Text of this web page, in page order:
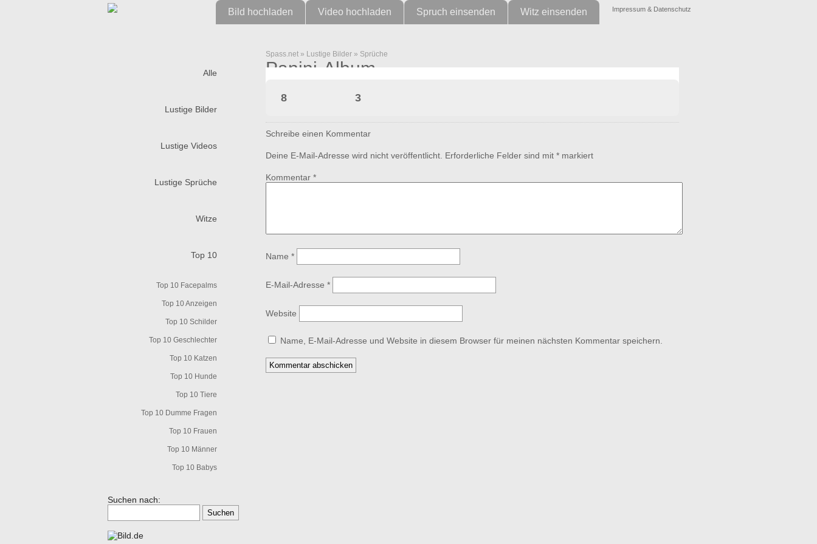
Impressum & Datenschutz
Bild hochladen Video hochladen Spruch einsenden Witz einsenden
Alle
Lustige Bilder
Lustige Videos
Lustige Sprüche
Witze
Top 10
Top 10 Facepalms
Top 10 Anzeigen
Top 10 Schilder
Top 10 Geschlechter
Top 10 Katzen
Top 10 Hunde
Top 10 Tiere
Top 10 Dumme Fragen
Top 10 Frauen
Top 10 Männer
Top 10 Babys
Suchen nach:
Spass.net » Lustige Bilder » Sprüche
Panini-Album
8 3
Schreibe einen Kommentar
Deine E-Mail-Adresse wird nicht veröffentlicht. Erforderliche Felder sind mit * markiert
Kommentar *
Name *
E-Mail-Adresse *
Website
Name, E-Mail-Adresse und Website in diesem Browser für meinen nächsten Kommentar speichern.